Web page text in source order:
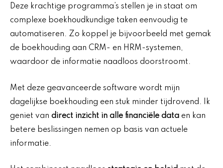
Deze krachtige programma’s stellen je in staat om
complexe boekhoudkundige taken eenvoudig te
automatiseren. Zo koppel je bijvoorbeeld met gemak
de boekhouding aan CRM- en HRM-systemen,
waardoor de informatie naadloos doorstroomt.
Met deze geavanceerde software wordt mijn
dagelijkse boekhouding een stuk minder tijdrovend. Ik
geniet van direct inzicht in alle financiële data en kan
betere beslissingen nemen op basis van actuele
informatie.